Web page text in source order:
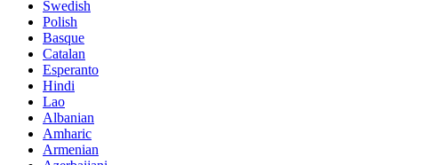
Swedish
Polish
Basque
Catalan
Esperanto
Hindi
Lao
Albanian
Amharic
Armenian